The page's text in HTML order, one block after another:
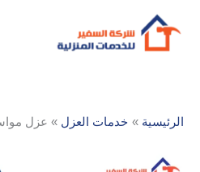
المحتوى
الرئيسية خدمات العزل عزل